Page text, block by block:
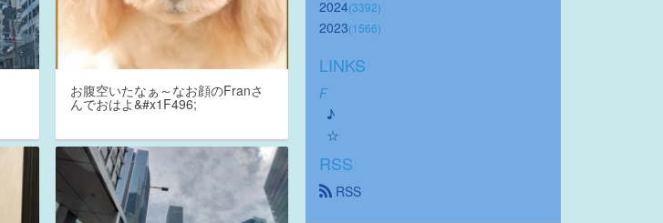
お腹空いたなぁ～なお顔のFranさ
んでおはよ&#x1F496;
2024(3392)
2023(1566)
LINKS
F
♪
☆
RSS
RSS